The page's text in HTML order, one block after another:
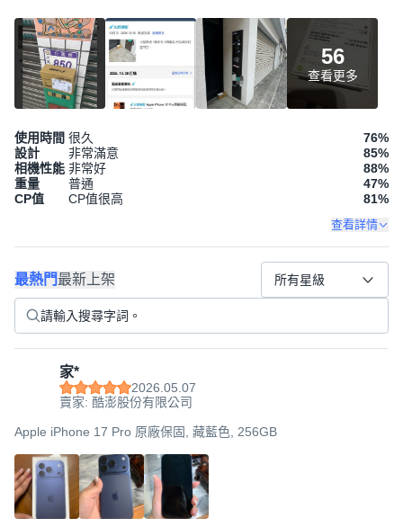
56
查看更多
使用時間 很久 76%
設計
非常滿意 85%
相機性能 非常好 88%
重量
普通 47%
CP值
CP值很高 81%
查看詳情
最熱門最新上架 所有星級
家*
2026.05.07
賣家: 酷澎股份有限公司
Apple iPhone 17 Pro 原廠保固, 藏藍色, 256GB